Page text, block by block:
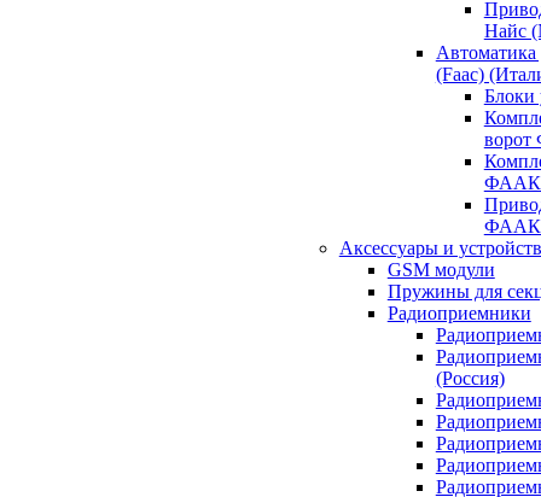
Найс
(Faac)
ФААК
ФААК
Аксессуары и
GSM модули
Пружины для
Радиоприемники
(Россия)